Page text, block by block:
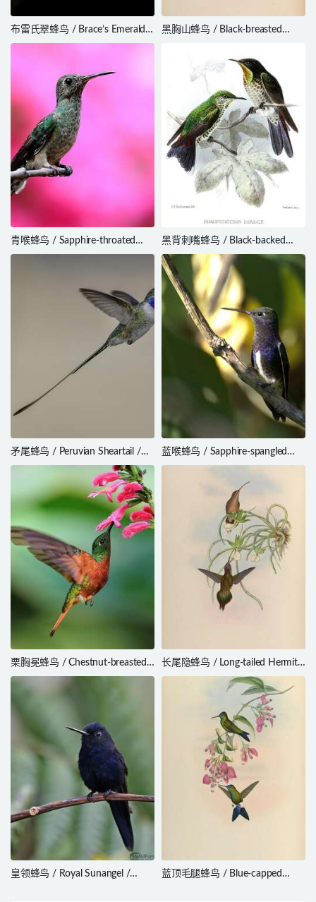
布雷氏翠蜂鸟 / Brace’s Emerald /
Riccordia bracei
黑胸山蜂鸟 / Black-breasted
青喉蜂鸟 / Sapphire-throated
Hummingbird / Chrysuronia
黑背刺嘴蜂鸟 / Black-backed
Thornbill / Ramphomicron
dorsale
矛尾蜂鸟 / Peruvian Sheartail /
Thaumastura cora
蓝喉蜂鸟 / Sapphire-spangled
Emerald / Chionomesa lactea
栗胸冕蜂鸟 / Chestnut-breasted
Coronet / Boissonneaua
matthewsii
长尾隐蜂鸟 / Long-tailed Hermit /
Phaethornis superciliosus
皇领蜂鸟 / Royal Sunangel /
蓝顶毛腿蜂鸟 / Blue-capped